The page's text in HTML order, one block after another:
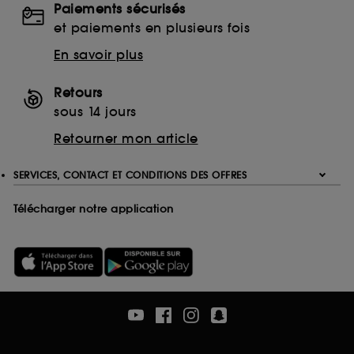
Ethanolamine (ETA)
Monoethanolamine (MEA)
Triethanolamine (TEA)
Ethylenediaminetetraacetic Acid
Disodium EDTA
Tetrasodium EDTA
Paiements sécurisés
et paiements en plusieurs fois
En savoir plus
Retours
sous 14 jours
Retourner mon article
SERVICES, CONTACT ET CONDITIONS DES OFFRES
Télécharger notre application